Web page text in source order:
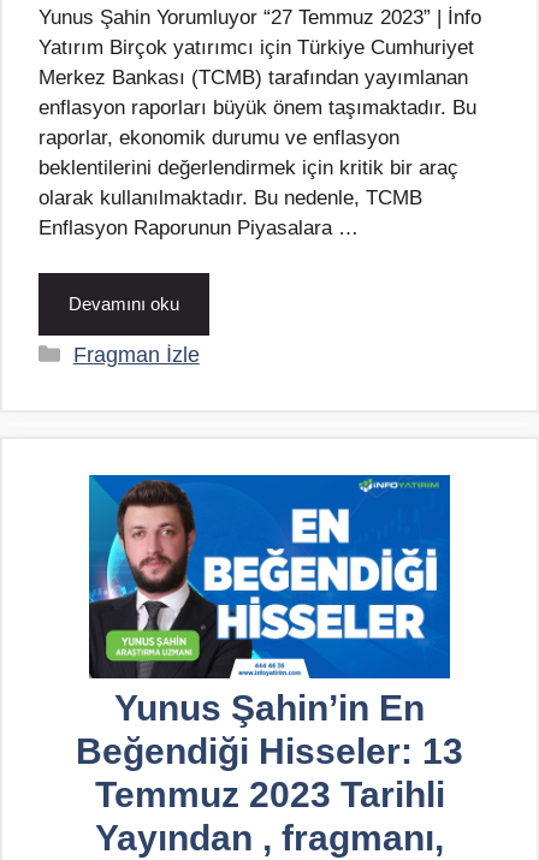
Yunus Şahin Yorumluyor “27 Temmuz 2023” | İnfo
Yatırım Birçok yatırımcı için Türkiye Cumhuriyet
Merkez Bankası (TCMB) tarafından yayımlanan
enflasyon raporları büyük önem taşımaktadır. Bu
raporlar, ekonomik durumu ve enflasyon
beklentilerini değerlendirmek için kritik bir araç
olarak kullanılmaktadır. Bu nedenle, TCMB
Enflasyon Raporunun Piyasalara …
Devamını oku
Kategoriler
Fragman İzle
Yunus Şahin’in En
Beğendiği Hisseler: 13
Temmuz 2023 Tarihli
Yayından , fragmanı,